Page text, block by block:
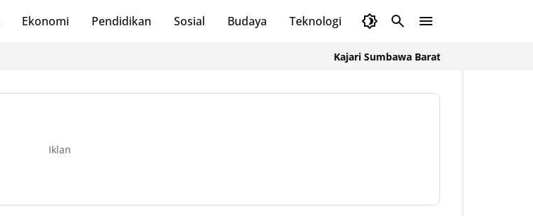
Ekonomi Pendidikan Sosial Budaya Teknologi Olahraga
Kajari Sumbawa Barat Tegaskan Penyidikan
Iklan